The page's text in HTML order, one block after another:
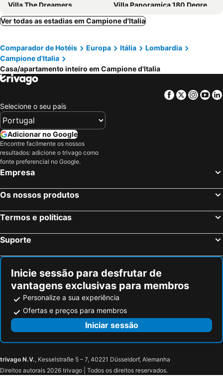
Villa The Dreamers
Villa Panoramica 180 Degree Views Of Lake Como From The Wrap Around Terrace
Appartamento TieMi
Casa Tilde Guest House
Ver todas as estadias em Campione d'Italia
Comparador de Hotéis Europa Itália
Lombardia
Campione d'Italia
Casa/apartamento inteiro em Campione d'Italia
Facebook
Twitter
Selecione o seu país
Adicionar no Google
Encontre facilmente os nossos
resultados: adicione o trivago como
fonte preferencial no Google.
Empresa
Os nossos produtos
Termos e políticas
Suporte
Inicie sessão para desfrutar de
vantagens exclusivas para membros
Personalize a sua experiência
Ofertas e preços para membros
Iniciar sessão
trivago N.V., Kesselstraße 5 – 7, 40221 Düsseldorf, Alemanha
Direitos autorais 2026 trivago | Todos os direitos reservados.